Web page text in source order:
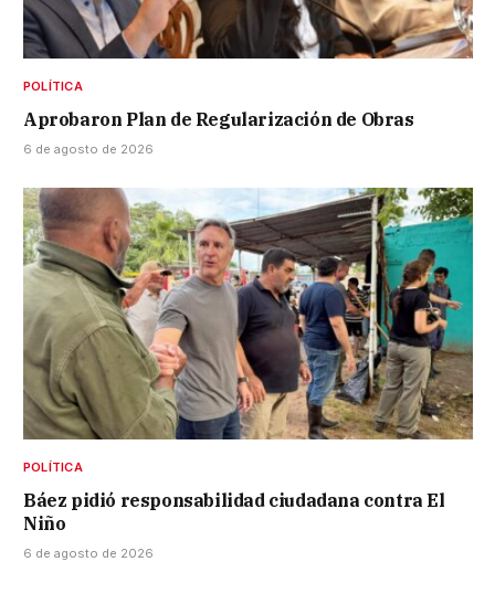
POLÍTICA
Aprobaron Plan de Regularización de Obras
6 de agosto de 2026
POLÍTICA
Báez pidió responsabilidad ciudadana contra El
Niño
6 de agosto de 2026